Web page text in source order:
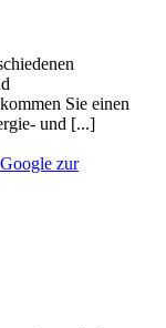
Sie einen
und [...]
zur